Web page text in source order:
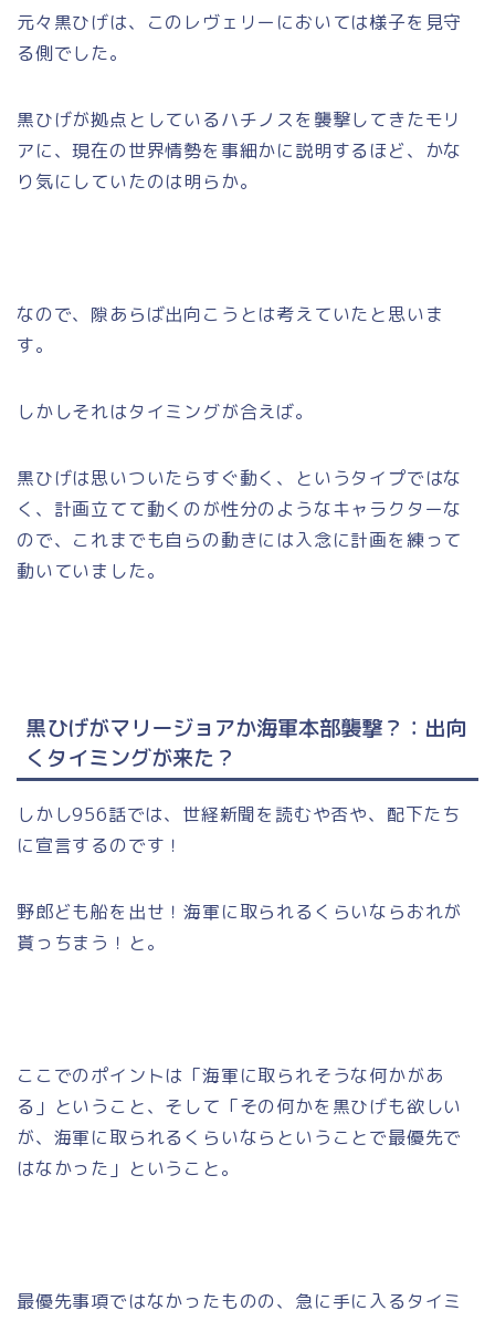
元々黒ひげは、このレヴェリーにおいては様子を見守
る側でした。
黒ひげが拠点としているハチノスを襲撃してきたモリ
アに、現在の世界情勢を事細かに説明するほど、かな
り気にしていたのは明らか。
なので、隙あらば出向こうとは考えていたと思いま
す。
しかしそれはタイミングが合えば。
黒ひげは思いついたらすぐ動く、というタイプではな
く、計画立てて動くのが性分のようなキャラクターな
ので、これまでも自らの動きには入念に計画を練って
動いていました。
黒ひげがマリージョアか海軍本部襲撃？：出向
くタイミングが来た？
しかし956話では、世経新聞を読むや否や、配下たち
に宣言するのです！
野郎ども船を出せ！海軍に取られるくらいならおれが
貰っちまう！と。
ここでのポイントは「海軍に取られそうな何かがあ
る」ということ、そして「その何かを黒ひげも欲しい
が、海軍に取られるくらいならということで最優先で
はなかった」ということ。
最優先事項ではなかったものの、急に手に入るタイミ